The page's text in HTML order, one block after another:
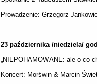
Prowadzenie: Grzegorz
23 października /niedziela/
„NIEPOHAMOWANE: ale o co
Koncert: Morświn & Marcin